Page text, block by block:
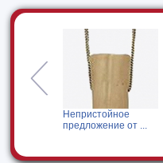
Непристойное
предложение от ...